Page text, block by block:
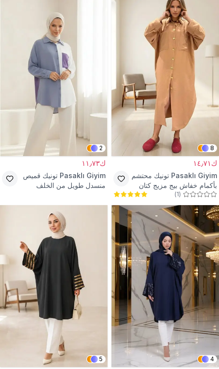
8
ك١٤٫٧١
Pasaklı Giyim تونيك محتشم
بأكمام خفاش بيج مزيج كتان
(
1
)
2
ك١١٫٧٣
Pasaklı Giyim تونيك قميص
منسدل طويل من الخلف
4
5